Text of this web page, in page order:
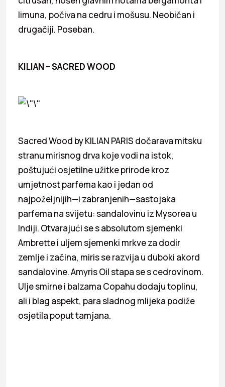
limuna, počiva na cedru i mošusu. Neobičan i
drugačiji. Poseban.
KILIAN – SACRED WOOD
Sacred Wood by KILIAN PARIS dočarava mitsku
stranu mirisnog drva koje vodi na istok,
poštujući osjetilne užitke prirode kroz
umjetnost parfema kao i jedan od
najpoželjnijih—i zabranjenih—sastojaka
parfema na svijetu: sandalovinu iz Mysorea u
Indiji. Otvarajući se s absolutom sjemenki
Ambrette i uljem sjemenki mrkve za dodir
zemlje i začina, miris se razvija u duboki akord
sandalovine. Amyris Oil stapa se s cedrovinom.
Ulje smirne i balzama Copahu dodaju toplinu,
ali i blag aspekt, para sladnog mlijeka podiže
osjetila poput tamjana.